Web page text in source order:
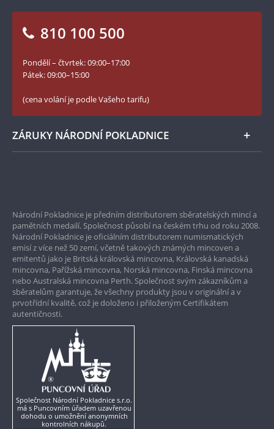
Numismatické novinky
Blog Pokladnice mincí
Facebook Národní Pokladnice
Twitter Národní Pokladnice
LinkedIn Národní Pokladnice
Instagram Národní Pokladnice
810 100 500
Pondělí – čtvrtek: 09:00–17:00
Pátek: 09:00–15:00
(cena volání je podle Vašeho tarifu)
ZÁRUKY NÁRODNÍ POKLADNICE
Garance nejvyšší kvality
Pouze originální produkty
Národní Pokladnice je předním distributorem sběratelských mincí a
pamětních medailí. Společnost působí na českém trhu od roku 2008.
Národní Pokladnice je oficiálním distributorem numismatických
emisí z více než 50 zemí, včetně takových známých mincoven a
emitentů jako je Britská královská mincovna, Královská kanadská
mincovna, Pařížská mincovna, Norská mincovna, Finská mincovna
nebo Australská mincovna Perth. Společnost svým zákazníkům a
sběratelům garantuje, že všechny produkty jsou v originální a v
prvotřídní kvalitě, což je doloženo i přiloženým Certifikátem
autentičnosti.
Společnost Národní Pokladnice s.r.o.
má s Puncovním úřadem uzavřenou
dohodu o umožnění anonymních
kontrolních nákupů.